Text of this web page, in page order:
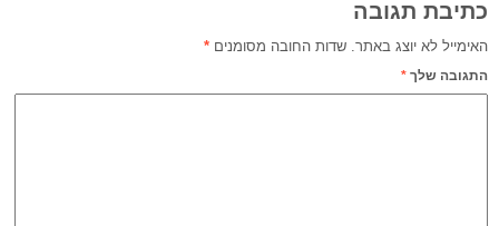
כתיבת תגובה
האימייל לא יוצג באתר. שדות החובה מסומנים *
התגובה שלך *